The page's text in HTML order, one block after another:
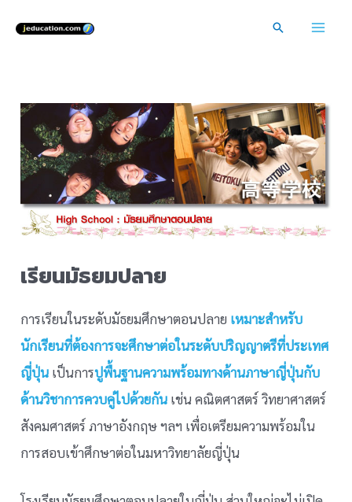
Search
เรียนมัธยมปลาย
การเรียนในระดับมัธยมศึกษาตอนปลาย เหมาะสำหรับ
นักเรียนที่ต้องการจะศึกษาต่อในระดับปริญญาตรีที่ประเทศ
ญี่ปุ่น เป็นการปูพื้นฐานความพร้อมทางด้านภาษาญี่ปุ่นกับ
ด้านวิชาการควบคู่ไปด้วยกัน เช่น คณิตศาสตร์ วิทยาศาสตร์
สังคมศาสตร์ ภาษาอังกฤษ ฯลฯ เพื่อเตรียมความพร้อมใน
การสอบเข้าศึกษาต่อในมหาวิทยาลัยญี่ปุ่น